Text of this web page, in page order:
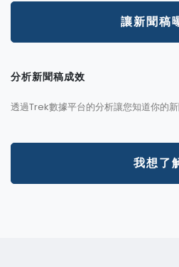
讓新聞稿
分析新聞稿成效
透過Trek數據平台的分析讓您知道你的
我想了